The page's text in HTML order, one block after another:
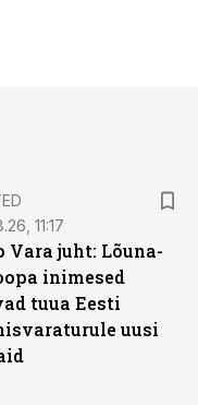
11:17
Vara juht: Lõuna-
inimesed
tuua Eesti
uusi